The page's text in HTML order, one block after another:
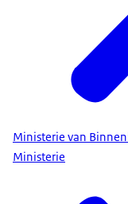
Ministerie van
Ministerie